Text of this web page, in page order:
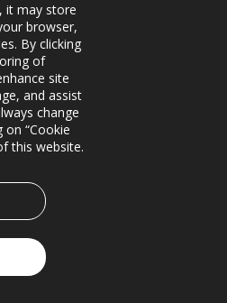
it may store
browser,
By clicking
of
site
and assist
change
on “Cookie
this website.